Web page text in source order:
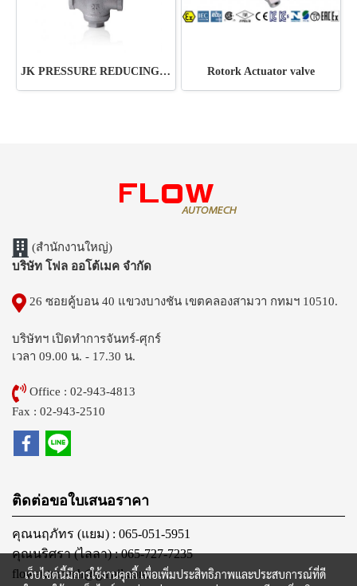
JK PRESSURE REDUCING VALVE JRV-ST11 Rotork Actuator valve
(สำนักงานใหญ่)
บริษัท โฟล ออโต้เมค จำกัด
26 ซอยคู้บอน 40 แขวงบางชัน เขตคลองสามวา กทมฯ 10510.
บริษัทฯ เปิดทำการจันทร์-ศุกร์
เวลา 09.00 น. - 17.30 น.
Office : 02-943-4813
Fax : 02-943-2510
ติดต่อขอใบเสนอราคา
คุณนฤภัทร (แยม) : 065-051-5951
คุณนริศรา (ไลลา) : 065-727-7235
flowautomech@gmail.com
เว็บไซต์นี้มีการใช้งานคุกกี้ เพื่อเพิ่มประสิทธิภาพและประสบการณ์ที่ดี